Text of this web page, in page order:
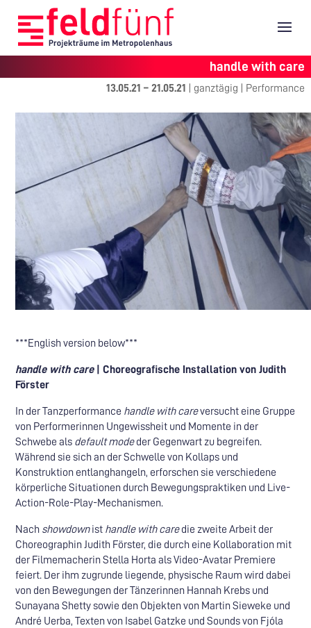
handle with care
13.05.21 – 21.05.21 ganztägig Performance
***English version below***
handle with care
| Choreografische Installation von Judith
Förster
In der Tanzperformance handle with careversucht eine Gruppe
von Performerinnen Ungewissheit und Momente in der
Schwebe als default modeder Gegenwart zu begreifen.
Während sie sich an der Schwelle von Kollaps und
Konstruktion entlanghangeln, erforschen sie verschiedene
körperliche Situationen durch Bewegungspraktiken und Live-
Action-Role-Play-Mechanismen.
Nach showdownist handle with caredie zweite Arbeit der
Choreographin Judith Förster, die durch eine Kollaboration mit
der Filmemacherin Stella Horta als Video-Avatar Premiere
feiert. Der ihm zugrunde liegende, physische Raum wird dabei
von den Bewegungen der Tänzerinnen Hannah Krebs und
Sunayana Shetty sowie den Objekten von Martin Sieweke und
André Uerba, Texten von Isabel Gatzke und Sounds von Fjóla